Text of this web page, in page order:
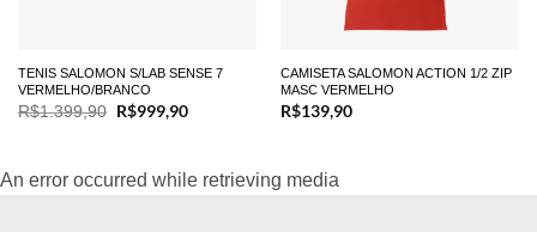
TENIS SALOMON S/LAB SENSE 7
VERMELHO/BRANCO
R$1.399,90
O
R$1.399,90.
R$999,90O
R$999,90.
CAMISETA SALOMON ACTION 1/2 ZIP
MASC VERMELHO
R$139,90
An error occurred while retrieving media